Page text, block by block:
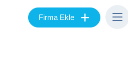
Firma Ekle +